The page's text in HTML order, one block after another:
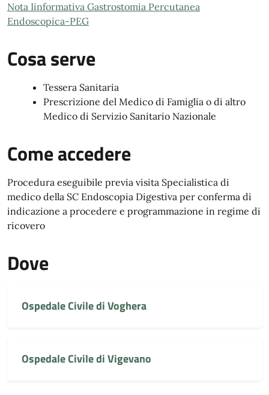
Nota Iinformativa Gastrostomia Percutanea
Endoscopica-PEG
Cosa serve
Tessera Sanitaria
Prescrizione del Medico di Famiglia o di altro
Medico di Servizio Sanitario Nazionale
Come accedere
Procedura eseguibile previa visita Specialistica di
medico della SC Endoscopia Digestiva per conferma di
indicazione a procedere e programmazione in regime di
ricovero
Dove
Ospedale Civile di Voghera
Ospedale Civile di Vigevano